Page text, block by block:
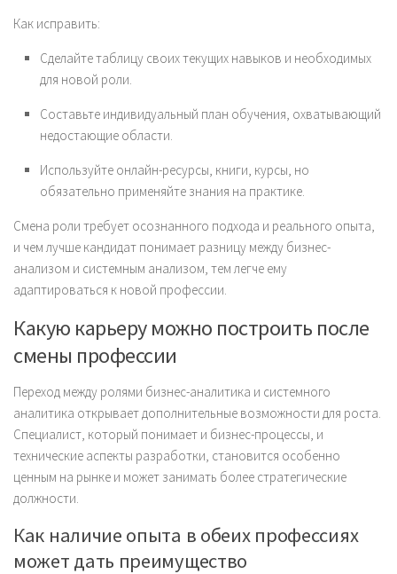
Как исправить:
Сделайте таблицу своих текущих навыков и необходимых
для новой роли.
Составьте индивидуальный план обучения, охватывающий
недостающие области.
Используйте онлайн-ресурсы, книги, курсы, но
обязательно применяйте знания на практике.
Смена роли требует осознанного подхода и реального опыта,
и чем лучше кандидат понимает разницу между бизнес-
анализом и системным анализом, тем легче ему
адаптироваться к новой профессии.
Какую карьеру можно построить после
смены профессии
Переход между ролями бизнес-аналитика и системного
аналитика открывает дополнительные возможности для роста.
Специалист, который понимает и бизнес-процессы, и
технические аспекты разработки, становится особенно
ценным на рынке и может занимать более стратегические
должности.
Как наличие опыта в обеих профессиях
может дать преимущество